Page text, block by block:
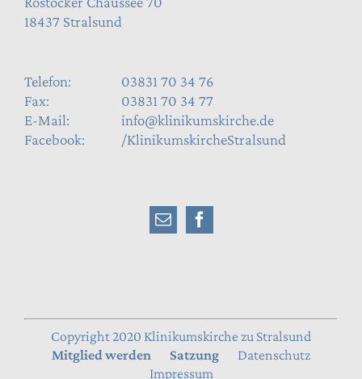
18437 Stralsund
Telefon:
03831 70 34 76
Fax:
03831 70 34 77
E-Mail:
info@klinikumskirche.de
Facebook:
/KlinikumskircheStralsund
Copyright 2020 Klinikumskirche zu Stralsund
Mitglied werden
Satzung
Datenschutz
Impressum